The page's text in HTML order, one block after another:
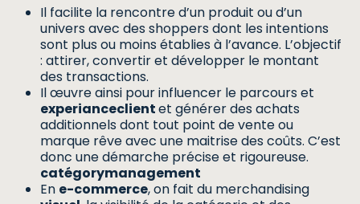
Il facilite la rencontre d’un produit ou d’un
univers avec des shoppers dont les intentions
sont plus ou moins établies à l’avance. L’objectif
: attirer, convertir et développer le montant
des transactions.
Il œuvre ainsi pour influencer le parcours et
experianceclientet générer des achats
additionnels dont tout point de vente ou
marque rêve avec une maitrise des coûts. C’est
donc une démarche précise et rigoureuse.
catégorymanagement
En e-commerce, on fait du merchandising